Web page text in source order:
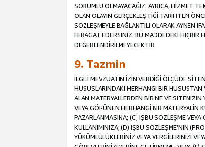
SORUMLU OLMAYACAĞIZ. AYRICA, HİZMET
OLAN OLAYIN GERÇEKLEŞTİĞİ TARİHTEN
SÖZLEŞMEYLE BAĞLANTILI OLARAK AYNEN
FERAGAT EDERSİNİZ. BU MADDEDEKİ HİÇBİR
DEĞERLENDİRİLMEYECEKTİR.
9. Tazmin
İLGİLİ MEVZUATIN İZİN VERDİĞİ ÖLÇÜDE
HUSUSLARINDAKİ HERHANGİ BİR HUSUSTAN
ALAN MATERYALLERDEN BİRİNE VE
VEYA GÖRÜNEN HERHANGİ BİR MATERYALİN
PAZARLANMASINA; (C) İŞBU SÖZLEŞME
KULLANIMINIZA; (D) İŞBU SÖZLEŞME’NİN
YÜKÜMLÜLÜKLERİNİZ VEYA VERGİLERİNİZİ